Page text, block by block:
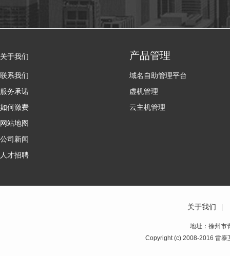
关于我们
联系我们
服务承诺
如何激费
网站地图
公司新闻
人才招聘
产品管理
域名自助管理平台
虚机管理
云主机管理
关于我们 |
地址：徐州市
Copyright (c) 2008-2016 雷泰